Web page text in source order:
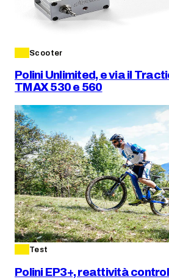
Scooter
Polini Unlimited, e via il
TMAX 530 e 560
Test
Polini EP3+, reattività